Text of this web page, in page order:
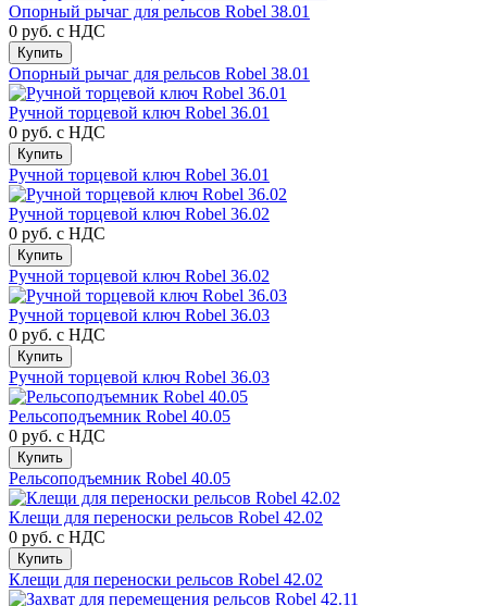
Опорный рычаг для рельсов Robel 38.01
0 руб. с НДС
Купить
Опорный рычаг для рельсов Robel 38.01
Ручной торцевой ключ Robel 36.01
0 руб. с НДС
Купить
Ручной торцевой ключ Robel 36.01
Ручной торцевой ключ Robel 36.02
0 руб. с НДС
Купить
Ручной торцевой ключ Robel 36.02
Ручной торцевой ключ Robel 36.03
0 руб. с НДС
Купить
Ручной торцевой ключ Robel 36.03
Рельсоподъемник Robel 40.05
0 руб. с НДС
Купить
Рельсоподъемник Robel 40.05
Клещи для переноски рельсов Robel 42.02
0 руб. с НДС
Купить
Клещи для переноски рельсов Robel 42.02